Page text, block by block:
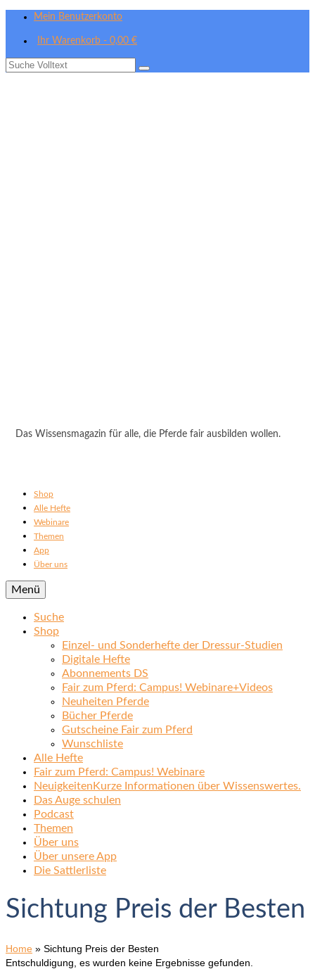
Mein Benutzerkonto
Ihr Warenkorb - 0,00 €
Suche
Das Wissensmagazin für alle, die Pferde fair ausbilden wollen.
Shop
Alle Hefte
Webinare
Themen
App
Über uns
Menü
Suche
Shop
Einzel- und Sonderhefte der Dressur-Studien
Digitale Hefte
Abonnements DS
Fair zum Pferd: Campus! Webinare+Videos
Neuheiten Pferde
Bücher Pferde
Gutscheine Fair zum Pferd
Wunschliste
Alle Hefte
Fair zum Pferd: Campus! Webinare
Neuigkeiten Kurze Informationen über Wissenswertes.
Das Auge schulen
Podcast
Themen
Über uns
Über unsere App
Die Sattlerliste
Sichtung Preis der Besten
Home » Sichtung Preis der Besten
Entschuldigung, es wurden keine Ergebnisse gefunden.